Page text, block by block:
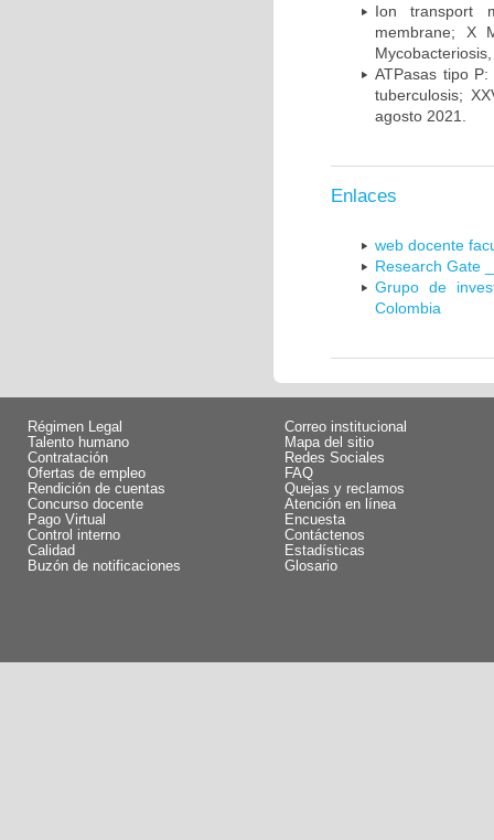
Ion transport
membrane; X
ATPasas tipo
tuberculosis;
agosto 2021.
Enlaces
web docente
Research Gate
Grupo de
Colombia
Régimen Legal
Talento humano
Contratación
Ofertas de empleo
Rendición de cuentas
Concurso docente
Pago Virtual
Control interno
Calidad
Buzón de notificaciones
Correo institucional
Mapa del sitio
Redes Sociales
FAQ
Quejas y reclamos
Atención en línea
Encuesta
Contáctenos
Estadísticas
Glosario